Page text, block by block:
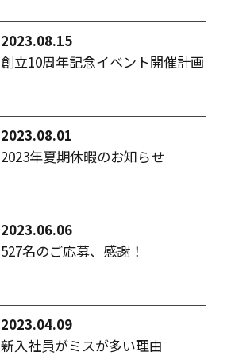
2023.08.15
創立10周年記念イベント開催計画
2023.08.01
2023年夏期休暇のお知らせ
2023.06.06
527名のご応募、感謝！
2023.04.09
新入社員がミスが多い理由